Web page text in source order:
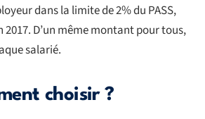
dans la limite de 2% du PASS,
2017. D’un même montant pour tous,
salarié.
choisir ?